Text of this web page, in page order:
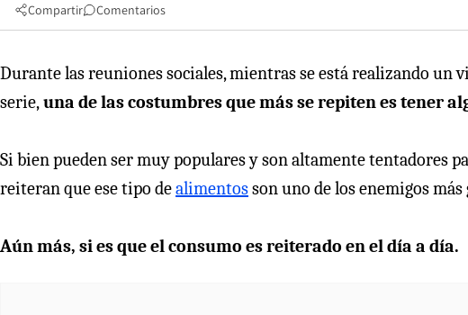
Compartir Comentarios
Durante las reuniones sociales, mientras se está realizando un
serie,una de las costumbres que más se repiten es tener
Si bien pueden ser muy populares y son altamente tentadores
reiteran que ese tipo dealimentosson uno de los enemigos más
Aún más, si es que el consumo es reiterado en el día a día.